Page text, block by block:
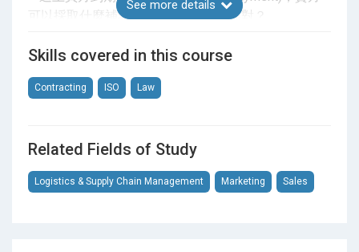
** 全期 6 課 18 小時完成 **
** 開課日期： 2026 年 9 月 2 日 (星期三)
一、三，晚上 7:15 - 10:15)
易合同條款實務證書」**
可以採取什麼補救 (Remedies) 方式應對？
- 天災人禍導致無法覆行合同條款 (Contract
Frustration)，是否表示買賣雙方不用再承擔責任？
- 約定賠償 (Liquidated Damages) 和罰金 (Penalty) 分
別？違約金計算應該符合什麼法律原則？
See more details
Skills covered in this course
Contracting ISO Law
Related Fields of Study
Logistics & Supply Chain Management Marketing Sales